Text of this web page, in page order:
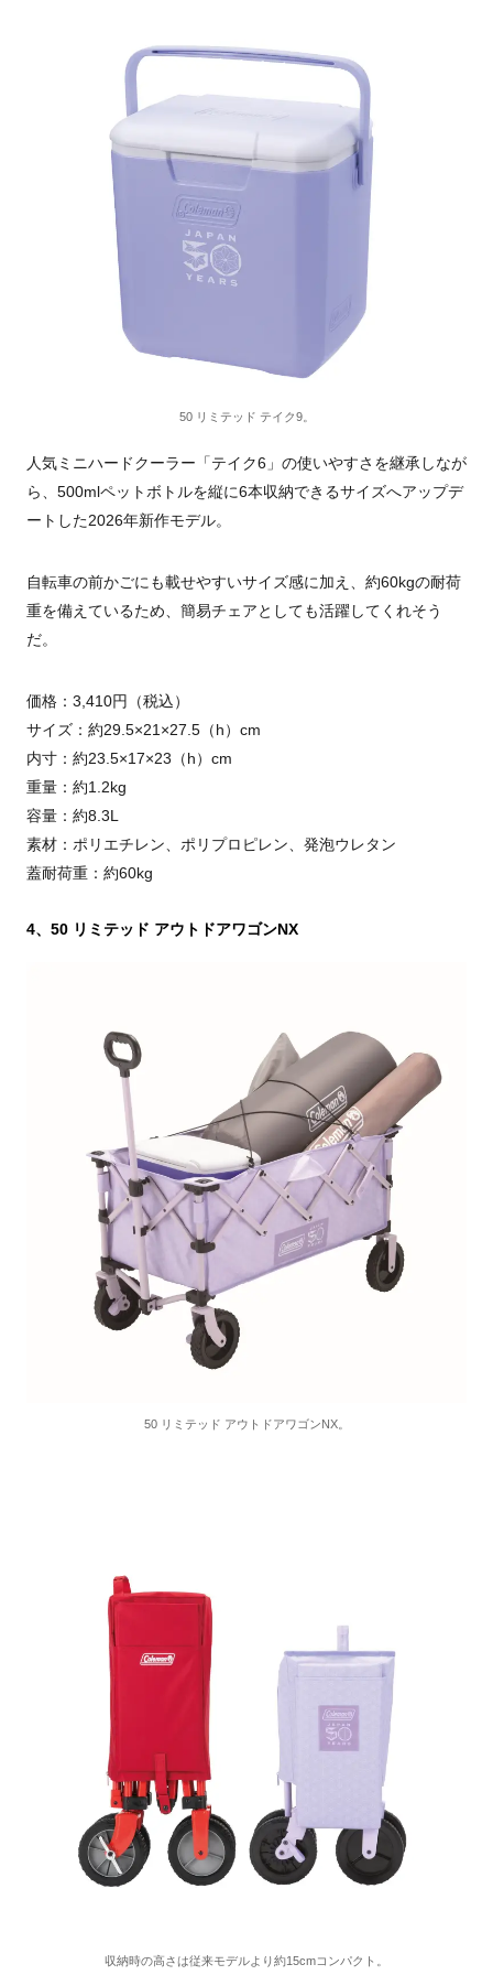
50 リミテッド テイク9。
人気ミニハードクーラー「テイク6」の使いやすさを継承しなが
ら、500mlペットボトルを縦に6本収納できるサイズへアップデ
ートした2026年新作モデル。
自転車の前かごにも載せやすいサイズ感に加え、約60kgの耐荷
重を備えているため、簡易チェアとしても活躍してくれそう
だ。
価格：3,410円（税込）
サイズ：約29.5×21×27.5（h）cm
内寸：約23.5×17×23（h）cm
重量：約1.2kg
容量：約8.3L
素材：ポリエチレン、ポリプロピレン、発泡ウレタン
蓋耐荷重：約60kg
4、50 リミテッド アウトドアワゴンNX
50 リミテッド アウトドアワゴンNX。
収納時の高さは従来モデルより約15cmコンパクト。